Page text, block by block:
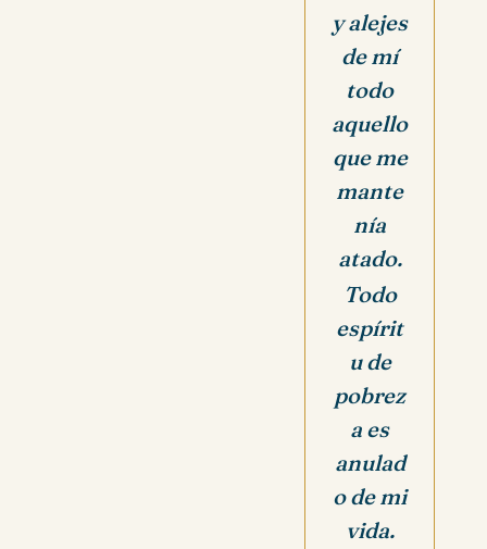
y alejes
de mí
todo
aquello
que me
mante
nía
atado.
Todo
espírit
u de
pobrez
a es
anulad
o de mi
vida.